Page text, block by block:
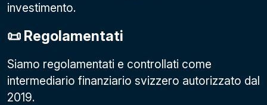
investimento.
📜 Regolamentati
Siamo regolamentati e controllati come
intermediario finanziario svizzero autorizzato dal
2019.